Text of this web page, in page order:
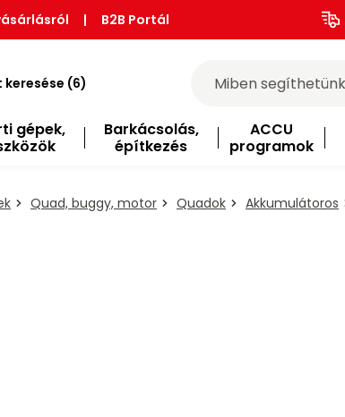
| B2B Portál
keresése (6)
gépek,
Barkácsolás,
építkezés
ACCU
programok
Quad, buggy, motor Quadok Akkumulátoros